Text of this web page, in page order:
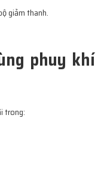
giảm thanh.
phuy khí
trong: